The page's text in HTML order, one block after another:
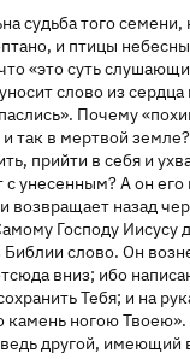
судьба того семени,
и птицы
«это суть
слово из
Почему
так в мертвой
прийти в себя и
унесенным? А он его
возвращает назад
Господу Иисусу
слово. Он
вниз; ибо
Тебя; и на
камень ногою Твоею».
ведь другой, имеющий